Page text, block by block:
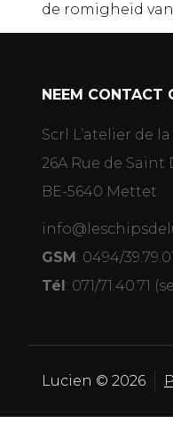
de romigheid
NEEM CONTACT
Scrl L’atelier de
26A Rue de Saint
BE-5640 Mettet
GSM: 0494/
Tél: 071/71.40.71
Lucien © 2026